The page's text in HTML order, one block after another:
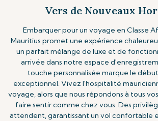
Vers de Nouveaux
Embarquer pour un voyage en Classe
Mauritius promet une expérience
un parfait mélange de luxe et de
arrivée dans notre espace
touche personnalisée marque le
exceptionnel. Vivez l'hospitalité
voyage, alors que nous répondons à tous
faire sentir comme chez vous. Des
attendent, garantissant un vol confortable